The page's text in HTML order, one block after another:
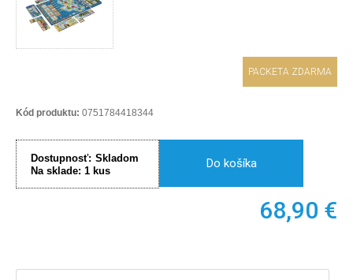
PACKETA ZDARMA
Kód produktu: 0751784418344
Dostupnosť: Skladom
Na sklade: 1 kus
Do košíka
68,90 €